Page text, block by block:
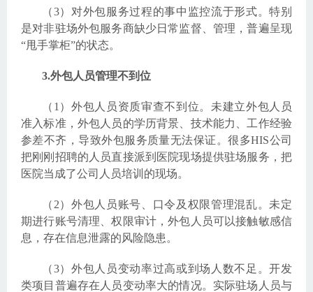
（3）对外包服务过程的事中监控流于形式。特别
是对非驻场外包服务商缺少日常监督、管理，普遍呈现
“甩手掌柜”的状态。
3.外包人员管理不到位
（1）外包人员资质审查不到位。未建立外包人员
准入标准，外包人员的学历背景、技术能力、工作经验
参差不齐，导致外包服务质量无法保证。很多HIS公司
把刚刚招聘的人员直接派到医院现场提供驻场服务，把
医院当成了公司人员培训的现场。
（2）外包人员账号、口令及权限管理混乱。未定
期进行账号清理、权限审计，外包人员可以接触敏感信
息，存在信息泄露的风险隐患。
（3）外包人员变动率过高或到场人数不足。开发
类项目普遍存在人员变动率大的情况。实际驻场人员与